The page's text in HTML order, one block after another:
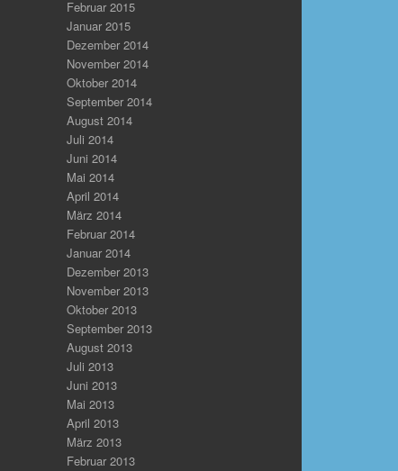
Februar 2015
Januar 2015
Dezember 2014
November 2014
Oktober 2014
September 2014
August 2014
Juli 2014
Juni 2014
Mai 2014
April 2014
März 2014
Februar 2014
Januar 2014
Dezember 2013
November 2013
Oktober 2013
September 2013
August 2013
Juli 2013
Juni 2013
Mai 2013
April 2013
März 2013
Februar 2013